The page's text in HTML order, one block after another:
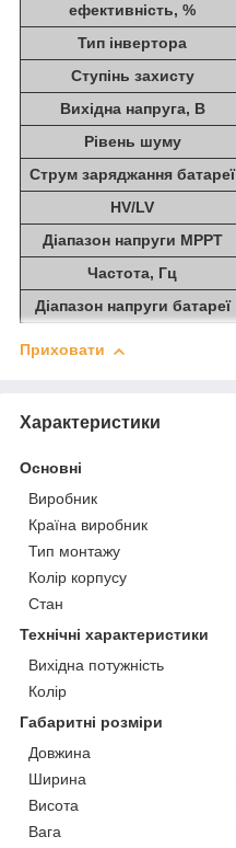
ефективність, %
Тип інвертора
Ступінь захисту
Вихідна напруга, В
Рівень шуму
Струм заряджання батареї
HV/LV
Діапазон напруги MPPT
Частота, Гц
Діапазон напруги батареї
Приховати
Характеристики
Основні
Виробник
Країна виробник
Тип монтажу
Колір корпусу
Стан
Технічні характеристики
Вихідна потужність
Колір
Габаритні розміри
Довжина
Ширина
Висота
Вага